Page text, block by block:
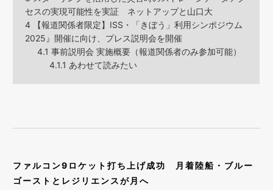
セスの実現可能性を実証 ネットアップと山口大
4 【報道関係者限定】ISS・「きぼう」利用シンポジウム
2025』開催に向け、プレス説明会を開催
4.1 事前説明会 実施概要（報道関係者のみ参加可能）
4.1.1 あわせて読みたい
ファルコン9ロケット打ち上げ成功 月着陸船・ブルー
ゴーストとレジリエンスが月へ